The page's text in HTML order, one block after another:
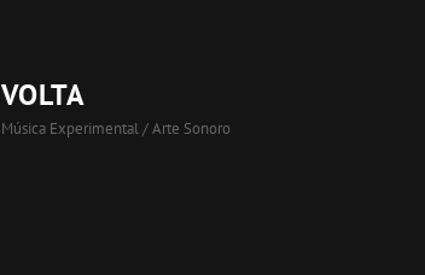
VOLTA
Música Experimental / Arte Sonoro